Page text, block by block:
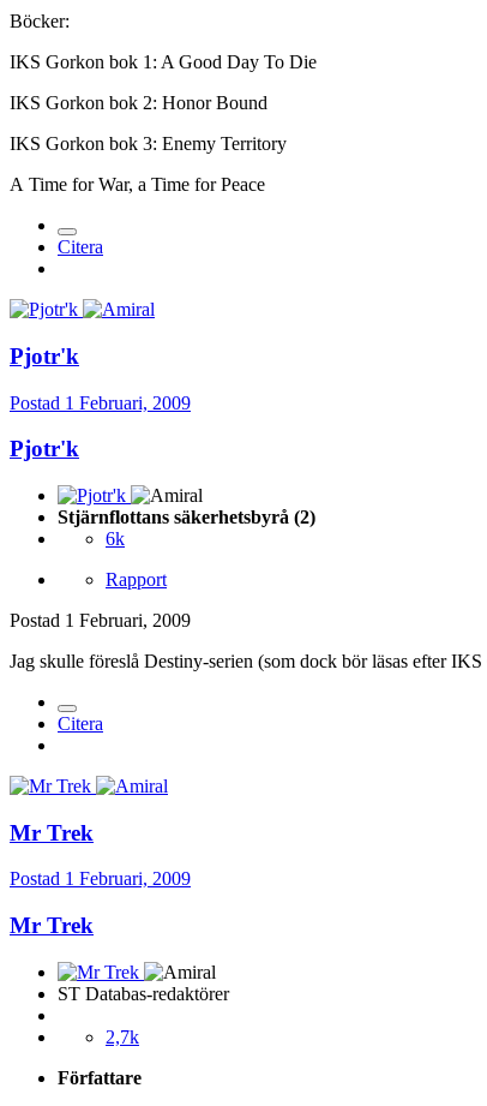
Böcker:
IKS Gorkon bok 1: A Good Day To Die
IKS Gorkon bok 2: Honor Bound
IKS Gorkon bok 3: Enemy Territory
A Time for War, a Time for Peace
Citera
Pjotr'k
Postad 1 Februari, 2009
Pjotr'k
Stjärnflottans säkerhetsbyrå (2)
6k
Rapport
Postad 1 Februari, 2009
Jag skulle föreslå Destiny-serien (som dock bör läsas efter
Citera
Mr Trek
Postad 1 Februari, 2009
Mr Trek
ST Databas-redaktörer
2,7k
Författare